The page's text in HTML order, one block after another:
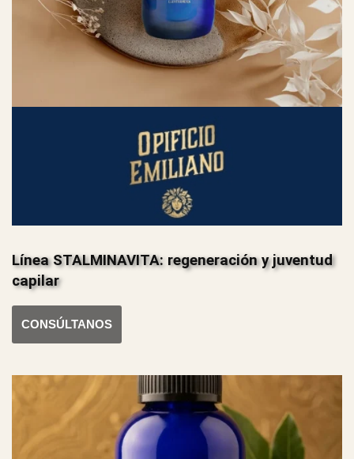
Línea STALMINAVITA: regeneración y juventud
capilar
CONSÚLTANOS